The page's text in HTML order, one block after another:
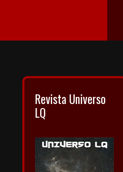
Revista Universo
LQ